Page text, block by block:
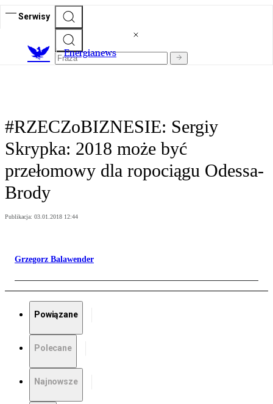
Serwisy
Energianews
#RZECZoBIZNESIE: Sergiy
Skrypka: 2018 może być
przełomowy dla ropociągu Odessa-
Brody
Publikacja: 03.01.2018 12:44
Grzegorz Balawender
Powiązane
Polecane
Najnowsze